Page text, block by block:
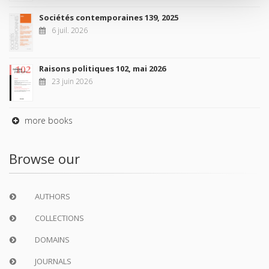
Sociétés contemporaines 139, 2025
6 juil. 2026
Raisons politiques 102, mai 2026
23 juin 2026
more books
Browse our
AUTHORS
COLLECTIONS
DOMAINS
JOURNALS